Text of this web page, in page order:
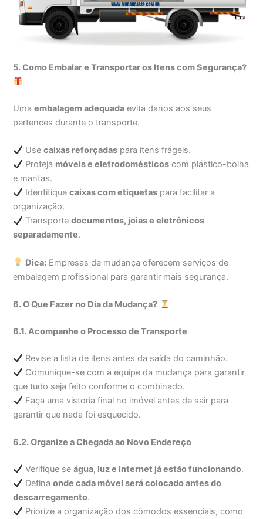
5. Como Embalar e Transportar os Itens com Segurança?
Umaembalagem adequada evita danos aos seus
pertences durante o transporte.
Usecaixas reforçadas para itens frágeis.
Proteja móveis e eletrodomésticos com plástico-bolha
e mantas.
Identifiquecaixas com etiquetas para facilitar a
organização.
Transportedocumentos, joias e eletrônicos
separadamente.
Dica: Empresas de mudança oferecem serviços de
embalagem profissional para garantir mais segurança.
6. O Que Fazer no Dia da Mudança?
6.1. Acompanhe o Processo de Transporte
Revise a lista de itens antes da saída do caminhão.
Comunique-se com a equipe da mudança para garantir
que tudo seja feito conforme o combinado.
Faça uma vistoria final no imóvel antes de sair para
garantir que nada foi esquecido.
6.2. Organize a Chegada ao Novo Endereço
Verifique seágua, luz e internet já estão funcionando.
Definaonde cada móvel será colocado antes do
descarregamento.
Priorize a organização dos cômodos essenciais, como